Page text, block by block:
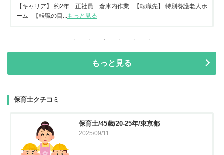
【キャリア】 約2年 正社員 倉庫内作業 【転職先】 特別養護老人ホ
ーム 【転職の目...もっと見る
もっと見る
保育士クチコミ
保育士/45歳/20-25年/東京都
2025/09/11